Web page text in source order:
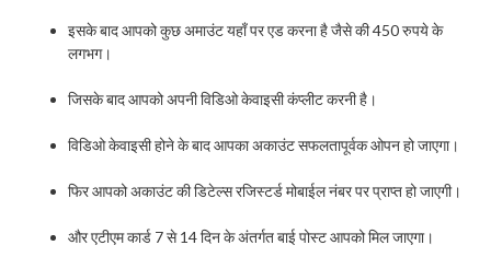
इसके बाद आपको कुछ अमाउंट यहाँ पर एड करना है जैसे की 450 रुपये के
लगभग।
जिसके बाद आपको अपनी विडिओ केवाइसी कंप्लीट करनी है।
विडिओ केवाइसी होने के बाद आपका अकाउंट सफलतापूर्वक ओपन हो जाएगा।
फिर आपको अकाउंट की डिटेल्स रजिस्टर्ड मोबाईल नंबर पर प्राप्त हो जाएगी।
और एटीएम कार्ड 7 से 14 दिन के अंतर्गत बाई पोस्ट आपको मिल जाएगा।